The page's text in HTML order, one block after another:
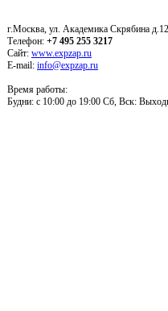
г.Москва, ул. Академика Скрябина
Телефон: +7 495 255 3217
Сайт: www.expzap.ru
E-mail: info@expzap.ru
Время работы:
Будни: c 10:00 до 19:00 Сб, Вск: